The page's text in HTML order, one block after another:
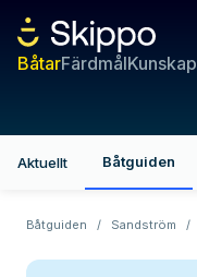
BåtarFärdmålKunskap
Aktuellt Båtguiden
Båtguiden / Sandström /